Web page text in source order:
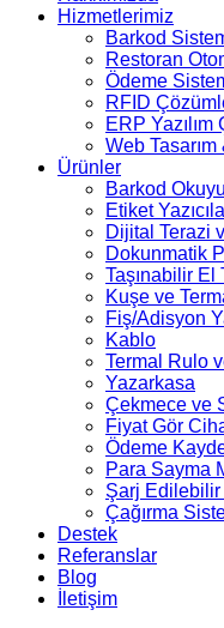
Hizmetlerimiz
Barkod
Restoran
Ödeme
RFID
ERP Yazılım
Web
Ürünler
Barkod
Etiket
Dijital Terazi
Dokunmatik
Taşınabilir
Kuşe ve
Fiş/Adisyon
Kablo
Termal Rulo
Yazarkasa
Çekmece ve
Fiyat Gör
Ödeme
Para Sayma
Şarj
Çağırma
Destek
Referanslar
Blog
İletişim